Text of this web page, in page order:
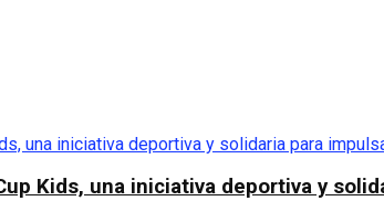
Kids, una iniciativa deportiva y